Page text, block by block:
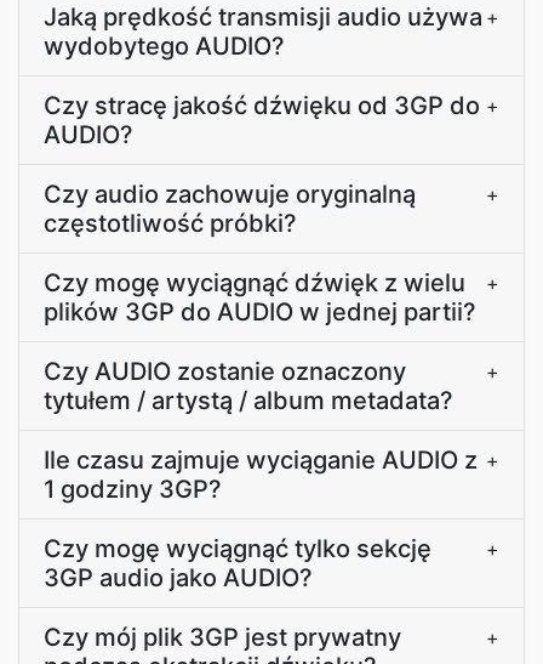
Jaką prędkość transmisji audio używa
wydobytego AUDIO?
+
Czy stracę jakość dźwięku od 3GP do
AUDIO?
+
Czy audio zachowuje oryginalną
częstotliwość próbki?
+
Czy mogę wyciągnąć dźwięk z wielu
plików 3GP do AUDIO w jednej partii?
+
Czy AUDIO zostanie oznaczony
tytułem / artystą / album metadata?
+
Ile czasu zajmuje wyciąganie AUDIO z
1 godziny 3GP?
+
Czy mogę wyciągnąć tylko sekcję
3GP audio jako AUDIO?
+
Czy mój plik 3GP jest prywatny
+